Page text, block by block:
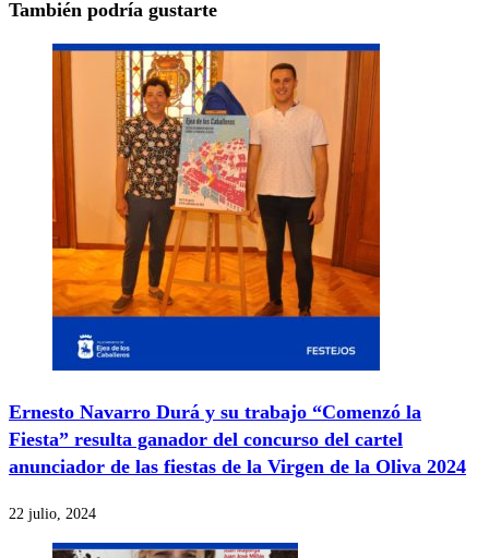
También podría gustarte
Ernesto Navarro Durá y su trabajo “Comenzó la
Fiesta” resulta ganador del concurso del cartel
anunciador de las fiestas de la Virgen de la Oliva 2024
22 julio, 2024